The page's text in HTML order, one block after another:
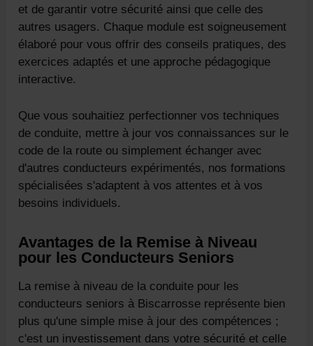
et de garantir votre sécurité ainsi que celle des
autres usagers. Chaque module est soigneusement
élaboré pour vous offrir des conseils pratiques, des
exercices adaptés et une approche pédagogique
interactive.
Que vous souhaitiez perfectionner vos techniques
de conduite, mettre à jour vos connaissances sur le
code de la route ou simplement échanger avec
d'autres conducteurs expérimentés, nos formations
spécialisées s'adaptent à vos attentes et à vos
besoins individuels.
Avantages de la Remise à Niveau
pour les Conducteurs Seniors
La remise à niveau de la conduite pour les
conducteurs seniors à Biscarrosse représente bien
plus qu'une simple mise à jour des compétences ;
c'est un investissement dans votre sécurité et celle